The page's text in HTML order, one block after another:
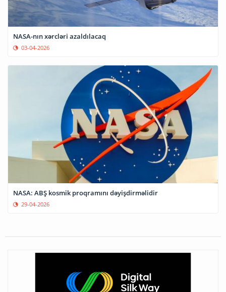
NASA-nın xərcləri azaldılacaq
03-04-2026
NASA: ABŞ kosmik proqramını dəyişdirməlidir
29-04-2026